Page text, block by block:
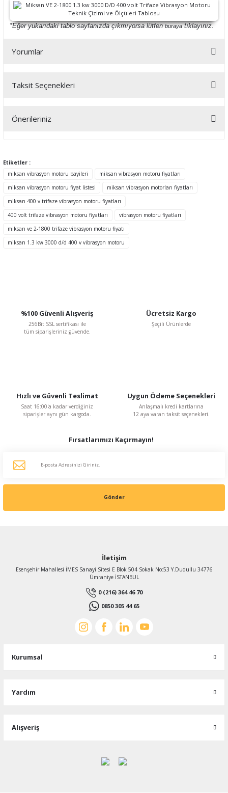
*Eğer yukarıdaki tablo sayfanızda çıkmıyorsa lütfenburayatıklayınız.
Yorumlar
Bu ürüne ilk yorumu siz yapın!
Taksit Seçenekleri
Önerileriniz
tarafımıza iletebilirsiniz.
Görüş ve önerileriniz için teşekkür ederiz.
Ürün açıklamasında eksik bilgiler bulunuyor.
Ürün bilgilerinde hatalar bulunuyor.
Ürün fiyatı diğer sitelerden daha pahalı.
Etiketler :
miksan vibrasyon motoru bayileri
miksan vibrasyon motoru fiyatları
miksan vibrasyon motoru fiyat listesi
miksan vibrasyon motorları fiyatları
miksan 400 v trifaze vibrasyon motoru fiyatları
400 volt trifaze vibrasyon motoru fiyatları
vibrasyon motoru fiyatları
miksan ve 2-1800 trifaze vibrasyon motoru fiyatı
miksan 1.3 kw 3000 d/d 400 v vibrasyon motoru
%100 Güvenli Alışveriş
256Bit SSL sertifikası ile
tüm siparişleriniz güvende.
Ücretsiz Kargo
Şeçili Ürünlerde
Hızlı ve Güvenli Teslimat
Saat 16:00'a kadar verdiğiniz
siparişler aynı gün kargoda.
Uygun Ödeme Seçenekleri
Anlaşmalı kredi kartlarına
12 aya varan taksit seçenekleri.
Fırsatlarımızı Kaçırmayın!
Gönder
İletişim
Esenşehir Mahallesi İMES Sanayi Sitesi E Blok 504 Sokak No:53 Y.Dudullu 34776
Ümraniye İSTANBUL
0 (216) 364 46 70
0850 305 44 65
Kurumsal
Yardım
Alışveriş